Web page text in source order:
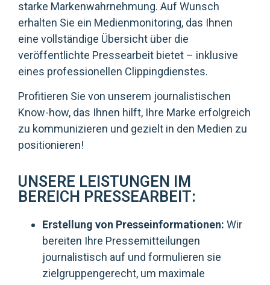
starke Markenwahrnehmung. Auf Wunsch
erhalten Sie ein Medienmonitoring, das Ihnen
eine vollständige Übersicht über die
veröffentlichte Pressearbeit bietet – inklusive
eines professionellen Clippingdienstes.
Profitieren Sie von unserem journalistischen
Know-how, das Ihnen hilft, Ihre Marke erfolgreich
zu kommunizieren und gezielt in den Medien zu
positionieren!
UNSERE LEISTUNGEN IM
BEREICH PRESSEARBEIT:
Erstellung von Presseinformationen: Wir
bereiten Ihre Pressemitteilungen
journalistisch auf und formulieren sie
zielgruppengerecht, um maximale